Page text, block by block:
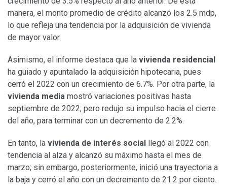
manera, el monto promedio de crédito alcanzó los 2.5 mdp,
lo que refleja una tendencia por la adquisición de vivienda
de mayor valor.
Asimismo, el informe destaca que la vivienda residencial
ha guiado y apuntalado la adquisición hipotecaria, pues
cerró el 2022 con un crecimiento de 6.7%. Por otra parte, la
vivienda media mostró variaciones positivas hasta
septiembre de 2022; pero redujo su impulso hacia el cierre
del año, para terminar con un decremento de 2.2%.
En tanto, la vivienda de interés social llegó al 2022 con
tendencia al alza y alcanzó su máximo hasta el mes de
marzo; sin embargo, posteriormente, inició una trayectoria a
la baja y cerró el año con un decremento de 21.2 por ciento.